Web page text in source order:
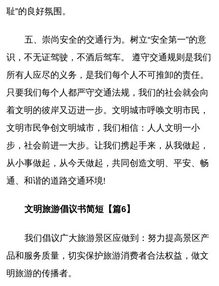
耻”的良好氛围。
五、崇尚安全的交通行为。树立“安全第一”的意
识，不无证驾驶，不酒后驾车。 遵守交通规则是我们
所有人应尽的义务，是我们每个人不可推卸的责任。
只要我们每个人都严守交通法规，我们的社会就会向
着文明的彼岸又迈进一步。文明城市呼唤文明市民，
文明市民争创文明城市，我们相信：人人文明一小
步，社会前进一大步。让我们携起手来，从我做起，
从小事做起，从今天做起，共同创造文明、平安、畅
通、和谐的道路交通环境!
文明旅游倡议书简短【篇6】
我们倡议广大旅游景区应做到：努力提高景区产
品和服务质量，切实保护旅游消费者合法权益，做文
明旅游的传播者。